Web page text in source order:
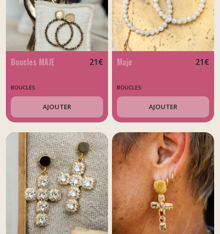
Boucles MAJE 21€
BOUCLES
AJOUTER
Maje 21€
BOUCLES
AJOUTER